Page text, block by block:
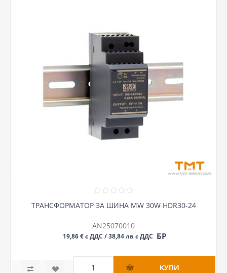
ТРАНСФОРМАТОР ЗА ШИНА MW 30W HDR30-24
AN25070010
19,86 € с ДДС / 38,84 лв с ДДС БР